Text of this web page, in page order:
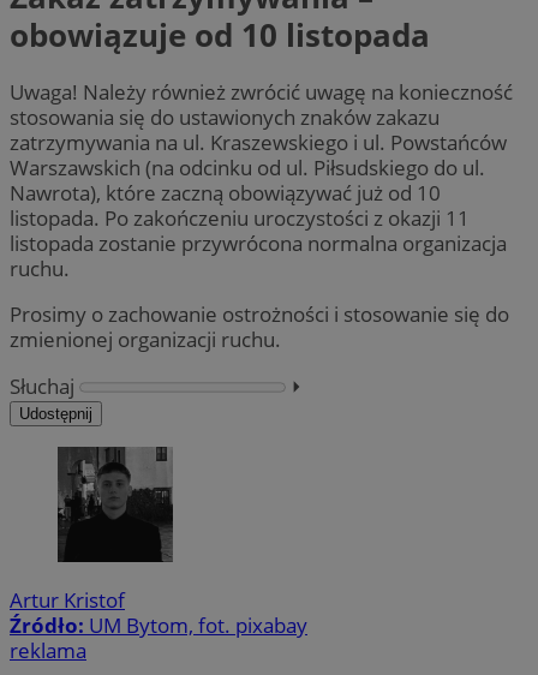
obowiązuje od 10 listopada
Uwaga! Należy również zwrócić uwagę na konieczność
stosowania się do ustawionych znaków zakazu
zatrzymywania na ul. Kraszewskiego i ul. Powstańców
Warszawskich (na odcinku od ul. Piłsudskiego do ul.
Nawrota), które zaczną obowiązywać już od 10
listopada. Po zakończeniu uroczystości z okazji 11
listopada zostanie przywrócona normalna organizacja
ruchu.
Prosimy o zachowanie ostrożności i stosowanie się do
zmienionej organizacji ruchu.
Słuchaj
⏵︎
Udostępnij
Artur Kristof
Źródło: UM Bytom, fot. pixabay
reklama